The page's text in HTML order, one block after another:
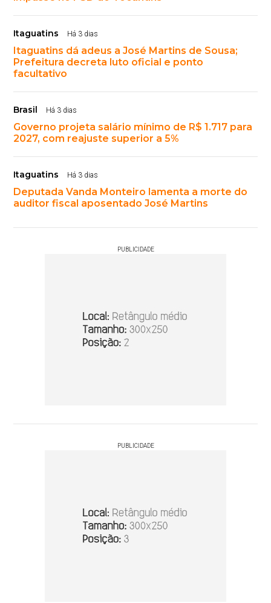
Itaguatins Há 3 dias
Itaguatins dá adeus a José Martins de Sousa;
Prefeitura decreta luto oficial e ponto
facultativo
Brasil Há 3 dias
Governo projeta salário mínimo de R$ 1.717 para
2027, com reajuste superior a 5%
Itaguatins Há 3 dias
Deputada Vanda Monteiro lamenta a morte do
auditor fiscal aposentado José Martins
PUBLICIDADE
PUBLICIDADE